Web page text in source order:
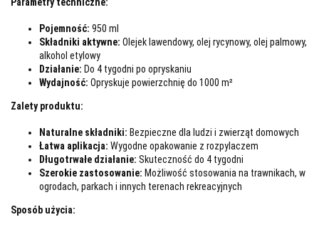
Pojemność: 950 ml
Składniki aktywne: Olejek lawendowy, olej rycynowy, olej palmowy,
alkohol etylowy
Działanie: Do 4 tygodni po opryskaniu
Wydajność: Opryskuje powierzchnię do 1000 m²
Zalety produktu:
Naturalne składniki: Bezpieczne dla ludzi i zwierząt domowych
Łatwa aplikacja: Wygodne opakowanie z rozpylaczem
Długotrwałe działanie: Skuteczność do 4 tygodni
Szerokie zastosowanie: Możliwość stosowania na trawnikach, w
ogrodach, parkach i innych terenach rekreacyjnych
Sposób użycia: